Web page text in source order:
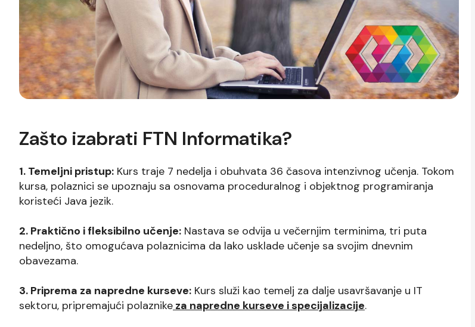
Zašto izabrati FTN Informatika?
1. Temeljni pristup: Kurs traje 7 nedelja i obuhvata 36 časova intenzivnog učenja. Tokom
kursa, polaznici se upoznaju sa osnovama proceduralnog i objektnog programiranja
koristeći Java jezik.
2. Praktično i fleksibilno učenje: Nastava se odvija u večernjim terminima, tri puta
nedeljno, što omogućava polaznicima da lako usklade učenje sa svojim dnevnim
obavezama.
3. Priprema za napredne kurseve: Kurs služi kao temelj za dalje usavršavanje u IT
sektoru, pripremajući polaznike za napredne kurseve i specijalizacije.